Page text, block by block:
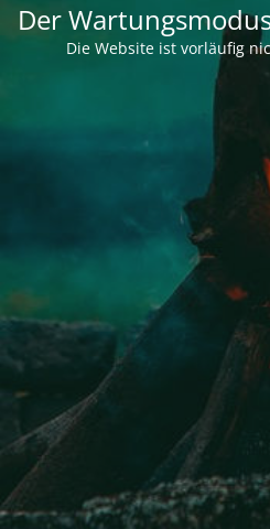
Der
Die Website ist vorläufig